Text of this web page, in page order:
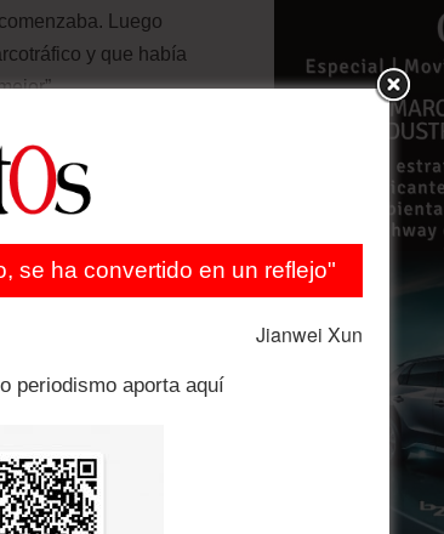
Luego
y que había
muy difícil lograr la
durante los
dijo el lunes que
a las pequeñas
reducía de forma
Los sindicatos
y empezaron a
se ha convertido en un reflejo"
Jianwei Xun
periodismo aporta aquí